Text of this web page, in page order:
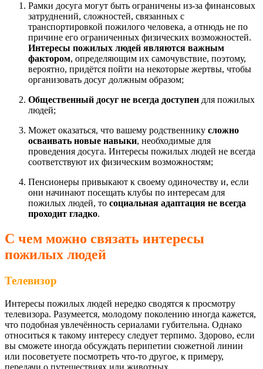
Рамки досуга могут быть ограничены из-за финансовых
затруднений, сложностей, связанных с
транспортировкой пожилого человека, а отнюдь не по
причине его ограниченных физических возможностей.
Интересы пожилых людей являются важным
фактором, определяющим их самочувствие, поэтому,
вероятно, придётся пойти на некоторые жертвы, чтобы
организовать досуг должным образом;
Общественный досуг не всегда доступен для пожилых
людей;
Может оказаться, что вашему родственнику сложно
осваивать новые навыки, необходимые для
проведения досуга. Интересы пожилых людей не всегда
соответствуют их физическим возможностям;
Пенсионеры привыкают к своему одиночеству и, если
они начинают посещать клубы по интересам для
пожилых людей, то социальная адаптация не всегда
проходит гладко.
С чем можно связать интересы
пожилых людей
Телевизор
Интересы пожилых людей нередко сводятся к просмотру
телевизора. Разумеется, молодому поколению иногда кажется,
что подобная увлечённость сериалами губительна. Однако
относиться к такому интересу следует терпимо. Здорово, если
вы сможете иногда обсуждать перипетии сюжетной линии
или посоветуете посмотреть что-то другое, к примеру,
передачи о путешествиях или животных.